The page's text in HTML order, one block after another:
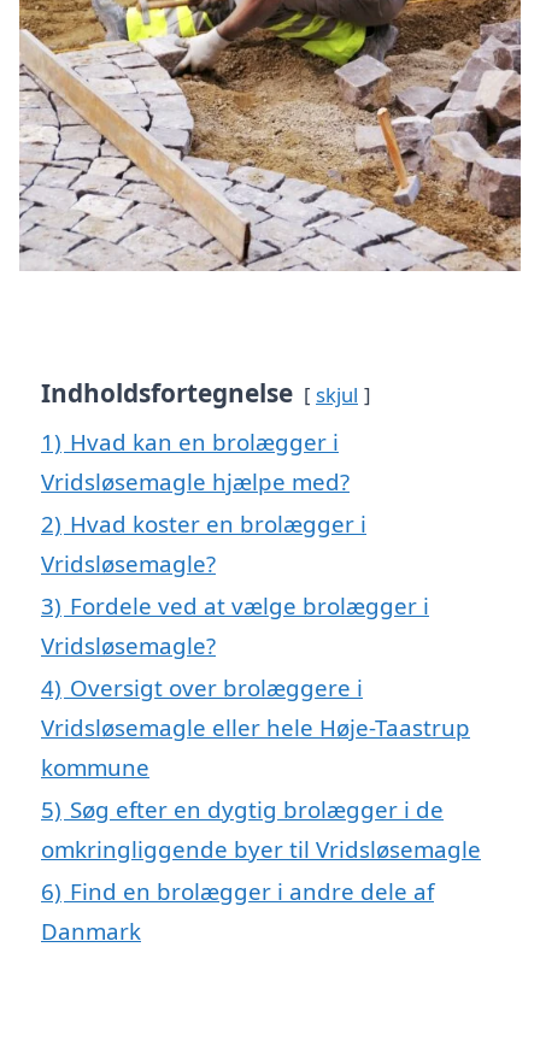
Indholdsfortegnelse skjul
1) Hvad kan en brolægger i
Vridsløsemagle hjælpe med?
2) Hvad koster en brolægger i
Vridsløsemagle?
3) Fordele ved at vælge brolægger i
Vridsløsemagle?
4) Oversigt over brolæggere i
Vridsløsemagle eller hele Høje-Taastrup
kommune
5) Søg efter en dygtig brolægger i de
omkringliggende byer til Vridsløsemagle
6) Find en brolægger i andre dele af
Danmark